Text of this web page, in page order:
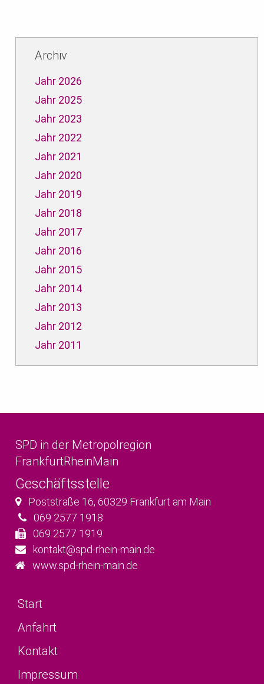
Archiv
Jahr 2026
Jahr 2025
Jahr 2023
Jahr 2022
Jahr 2021
Jahr 2020
Jahr 2019
Jahr 2018
Jahr 2017
Jahr 2016
Jahr 2015
Jahr 2014
Jahr 2013
Jahr 2012
Jahr 2011
SPD in der Metropolregion
FrankfurtRheinMain
Geschäftsstelle
Poststraße 16, 60329 Frankfurt am Main
069 2577 1918
069 2577 1919
kontakt@spd-rhein-main.de
www.spd-rhein-main.de
Start
Anfahrt
Kontakt
Impressum